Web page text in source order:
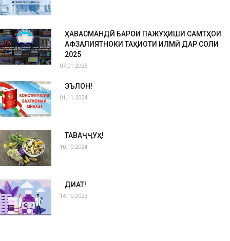
ҲАВАСМАНДӢ БАРОИ ПАЖУҲИШИ САМТҲОИ
АФЗАЛИЯТНОКИ ТАҲҚИҚОТИ ИЛМӢ ДАР СОЛИ
2025
07.01.2025
ЭЪЛОН!
01.11.2024
ТАВАҶҶУҲ!
10.10.2024
ДИҚҚАТ!
14.10.2023